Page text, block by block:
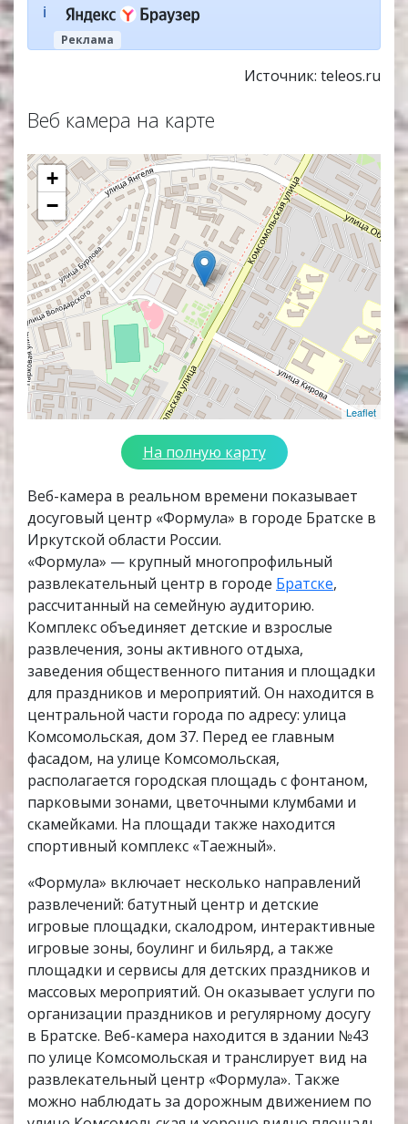
ℹ️
Реклама
Источник: teleos.ru
Веб камера на карте
+
−
Leaflet
На полную карту
Веб-камера в реальном времени показывает
досуговый центр «Формула» в городе Братске в
Иркутской области России.
«Формула» — крупный многопрофильный
развлекательный центр в городе Братске,
рассчитанный на семейную аудиторию.
Комплекс объединяет детские и взрослые
развлечения, зоны активного отдыха,
заведения общественного питания и площадки
для праздников и мероприятий. Он находится в
центральной части города по адресу: улица
Комсомольская, дом 37. Перед ее главным
фасадом, на улице Комсомольская,
располагается городская площадь с фонтаном,
парковыми зонами, цветочными клумбами и
скамейками. На площади также находится
спортивный комплекс «Таежный».
«Формула» включает несколько направлений
развлечений: батутный центр и детские
игровые площадки, скалодром, интерактивные
игровые зоны, боулинг и бильярд, а также
площадки и сервисы для детских праздников и
массовых мероприятий. Он оказывает услуги по
организации праздников и регулярному досугу
в Братске. Веб-камера находится в здании №43
по улице Комсомольская и транслирует вид на
развлекательный центр «Формула». Также
можно наблюдать за дорожным движением по